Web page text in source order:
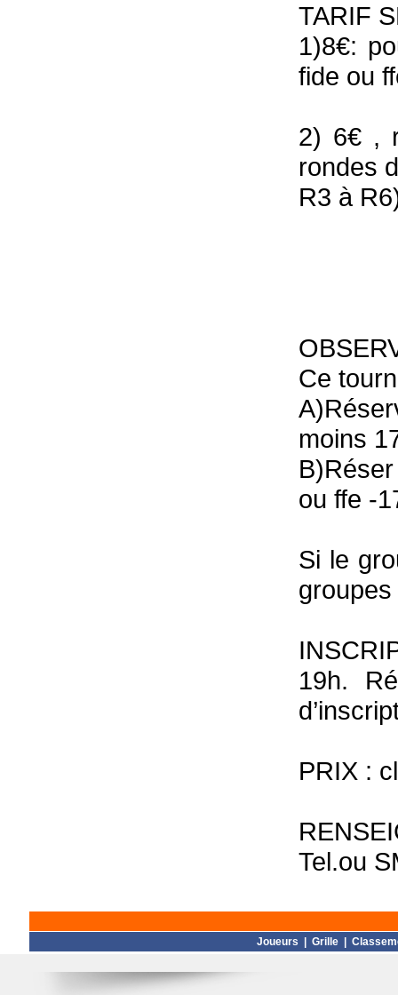
TARIF
1)8€:
fide ou
2) 6€ ,
rondes
R3 à
Ce
moins
ou ffe -
Si le
19h.
PRIX :
Tel.ou
Joueurs Grille